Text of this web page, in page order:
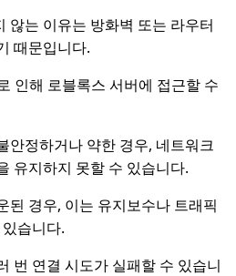
않는 이유는 방화벽 또는 라우터
때문입니다.
인해 로블록스 서버에 접근할 수
안정하거나 약한 경우, 네트워크
유지하지 못할 수 있습니다.
된 경우, 이는 유지보수나 트래픽
습니다.
번 연결 시도가 실패할 수 있습니